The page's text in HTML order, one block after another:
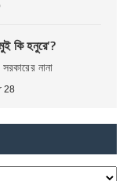
কি হনুরে’?
নানা
28